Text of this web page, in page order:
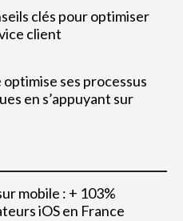
clés pour optimiser
client
ses processus
en s’appuyant sur
mobile : + 103%
iOS en France